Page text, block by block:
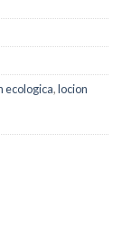
ecologica,locion